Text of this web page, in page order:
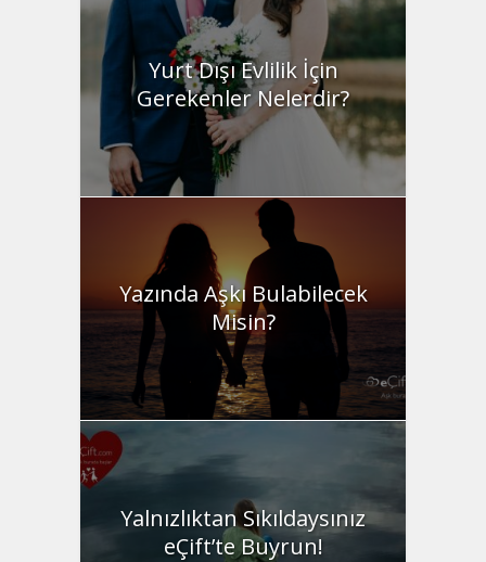
Yurt Dışı Evlilik İçin
Gerekenler Nelerdir?
Yazında Aşkı Bulabilecek
Misin?
Yalnızlıktan Sıkıldaysınız
eÇift’te Buyrun!